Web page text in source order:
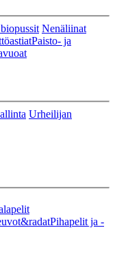
Nenäliinat
Paisto- ja
Urheilijan
Pihapelit ja -